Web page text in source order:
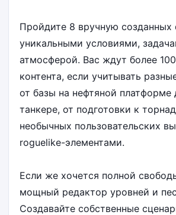
Пройдите 8 вручную созданных
уникальными условиями,
атмосферой. Вас ждут более
контента, если учитывать
от базы на нефтяной платформе
танкере, от подготовки к
необычных пользовательских
roguelike-элементами.
Если же хочется полной
мощный редактор уровней и
Создавайте собственные